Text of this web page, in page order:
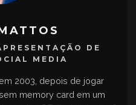
DE
MEDIA
2003, depois de jogar
memory card em um